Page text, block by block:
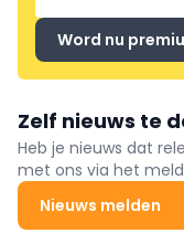
Word nu
Zelf nieuws te
Heb je nieuws dat
met ons via het
Nieuws melden